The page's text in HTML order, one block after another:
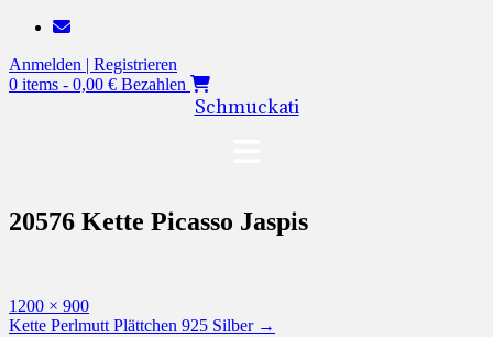
Zum
springen
Anmelden | Registrieren
0 items - 0,00 € Bezahlen
Schmuckati
20576 Kette Picasso Jaspis
Originalgröße
1200 × 900
Beitragsnavigation
Kette Perlmutt Plättchen 925 Silber →